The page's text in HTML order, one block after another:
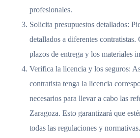
profesionales.
Solicita presupuestos detallados:
detallados a diferentes contratistas.
plazos de entrega y los materiales
Verifica la licencia y los seguros:
contratista tenga la licencia
necesarios para llevar a cabo las
Zaragoza. Esto garantizará que
todas las regulaciones y normativas.